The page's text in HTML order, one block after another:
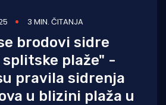
3 MIN. ČITANJA
brodovi sidre
splitske plaže" -
pravila sidrenja
u blizini plaža u